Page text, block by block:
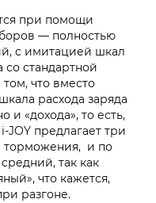
при помощи
— полностью
с имитацией шкал
стандартной
что вместо
расхода заряда
и «дохода», то есть,
предлагает три
торможения, и по
так как
что кажется,
разгоне.